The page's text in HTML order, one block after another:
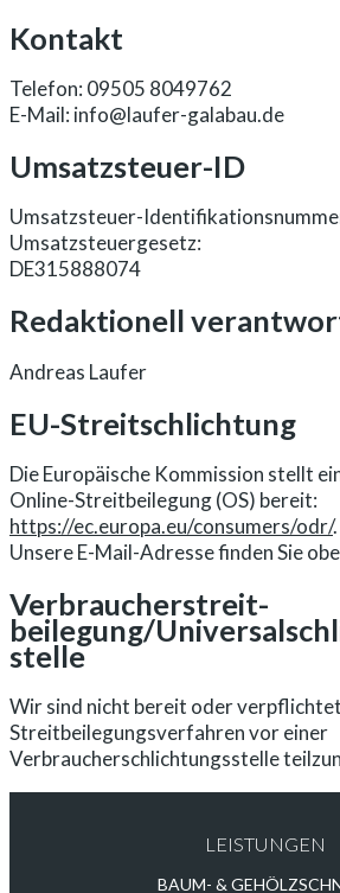
Kontakt
Telefon: 09505 8049762
E-Mail: info@laufer-galabau.de
Umsatzsteuer-ID
Umsatzsteuer-
Umsatzsteuergesetz:
DE315888074
Redaktionell
Andreas Laufer
EU-Streitschlichtung
Die Europäische Kommission stellt
Online-Streitbeilegung (OS) bereit:
https://ec.europa.eu/consumers/odr/.
Unsere E-Mail-Adresse finden Sie
Verbraucher­streit­
beilegung/
stelle
Wir sind nicht bereit oder
Streitbeilegungsverfahren vor einer
Verbraucherschlichtungsstelle
LEISTUNGEN
BAUM- &